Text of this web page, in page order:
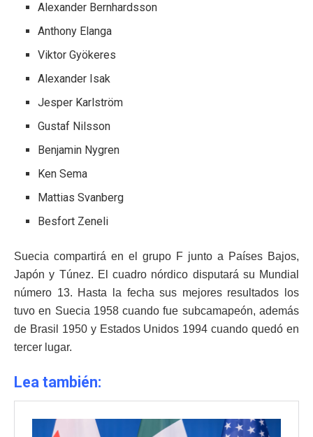
Alexander Bernhardsson
Anthony Elanga
Viktor Gyökeres
Alexander Isak
Jesper Karlström
Gustaf Nilsson
Benjamin Nygren
Ken Sema
Mattias Svanberg
Besfort Zeneli
Suecia compartirá en el grupo F junto a Países Bajos,
Japón y Túnez. El cuadro nórdico disputará su Mundial
número 13. Hasta la fecha sus mejores resultados los
tuvo en Suecia 1958 cuando fue subcamapeón, además
de Brasil 1950 y Estados Unidos 1994 cuando quedó en
tercer lugar.
Lea también: